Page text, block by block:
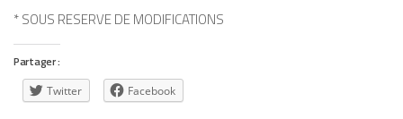
* SOUS RESERVE DE MODIFICATIONS
Partager :
Twitter Facebook